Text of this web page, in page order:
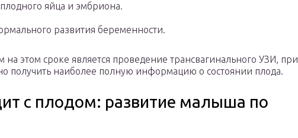
яйца и эмбриона.
развития беременности.
этом сроке является проведение трансвагинального УЗИ, при
получить наиболее полную информацию о состоянии плода.
с плодом: развитие малыша по